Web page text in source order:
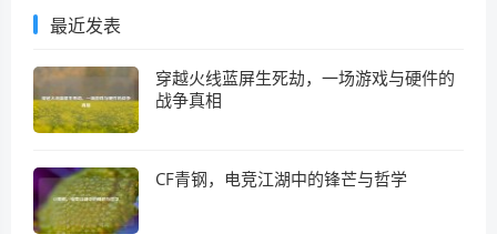
最近发表
穿越火线蓝屏生死劫，一场游戏与硬件的
战争真相
CF青钢，电竞江湖中的锋芒与哲学